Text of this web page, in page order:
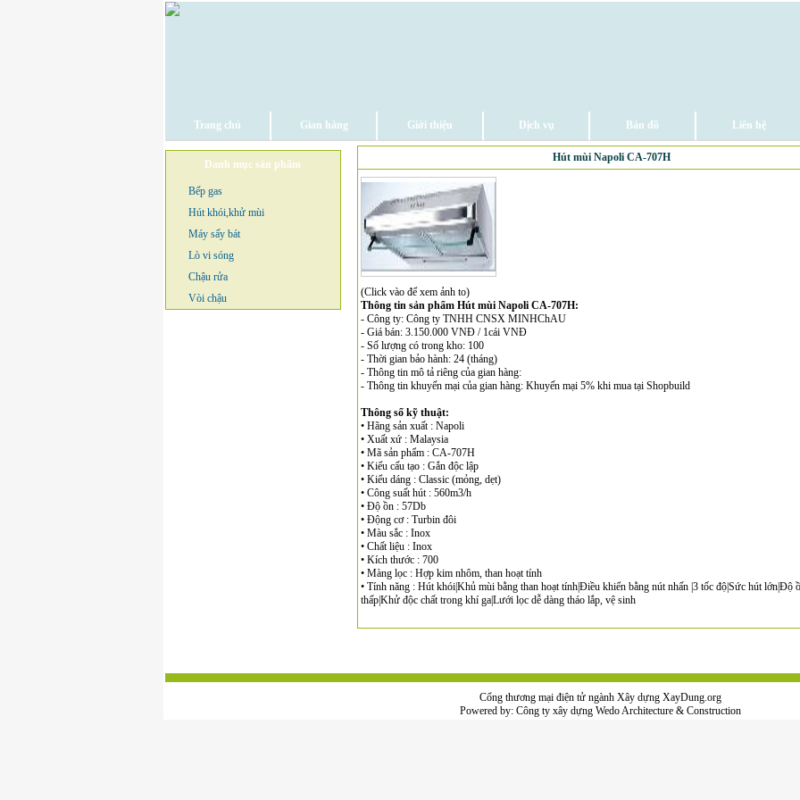
Trang chủ Gian hàng Giới thiệu Dịch vụ Bản đồ Liên hệ
Danh mục sản phẩm
Bếp gas
Hút khói,khử mùi
Máy sấy bát
Lò vi sóng
Chậu rửa
Vòi chậu
Hút mùi Napoli CA-707H
(Click vào để xem ảnh to)
Thông tin sản phẩm Hút mùi Napoli CA-707H:
- Công ty: Công ty TNHH CNSX MINHChAU
- Giá bán: 3.150.000 VNĐ / 1cái VNĐ
- Số lượng có trong kho: 100
- Thời gian bảo hành: 24 (tháng)
- Thông tin mô tả riêng của gian hàng:
- Thông tin khuyến mại của gian hàng: Khuyến mại 5% khi mua tại Shopbuild
Thông số kỹ thuật:
• Hãng sản xuất : Napoli
• Xuất xứ : Malaysia
• Mã sản phẩm : CA-707H
• Kiểu cấu tạo : Gắn độc lập
• Kiểu dáng : Classic (mỏng, dẹt)
• Công suất hút : 560m3/h
• Độ ồn : 57Db
• Động cơ : Turbin đôi
• Màu sắc : Inox
• Chất liệu : Inox
• Kích thước : 700
• Màng lọc : Hợp kim nhôm, than hoạt tính
• Tính năng : Hút khói|Khủ mùi bằng than hoạt tính|Điều khiển bằng nút nhấn |3 tốc độ|Sức hút lớn|Độ
thấp|Khử độc chất trong khí ga|Lưới lọc dễ dàng tháo lắp, vệ sinh
Cổng thương mại điện tử ngành Xây dựng XayDung.org
Powered by: Công ty xây dựngWedo Architecture & Construction